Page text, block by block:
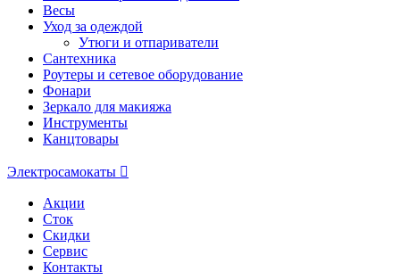
Весы
Уход за одеждой
Утюги и отпариватели
Сантехника
Роутеры и сетевое оборудование
Фонари
Зеркало для макияжа
Инструменты
Канцтовары
Электросамокаты
Акции
Сток
Скидки
Сервис
Контакты